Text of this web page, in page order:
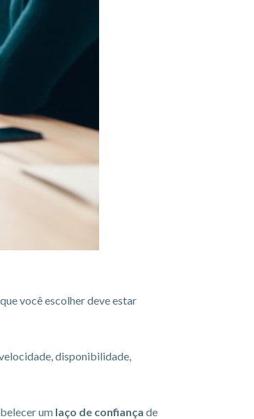
você escolher deve estar
disponibilidade,
um laço de confiança de